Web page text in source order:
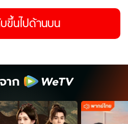
ขึ้นไปด้านบน
าก